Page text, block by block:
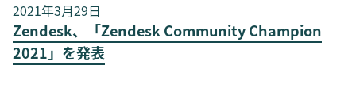
2021年3月29日
Zendesk、「Zendesk Community Champion
2021」を発表